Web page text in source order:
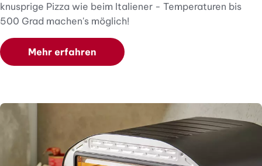
knusprige Pizza wie beim Italiener - Temperaturen bis
500 Grad machen's möglich!
Mehr erfahren